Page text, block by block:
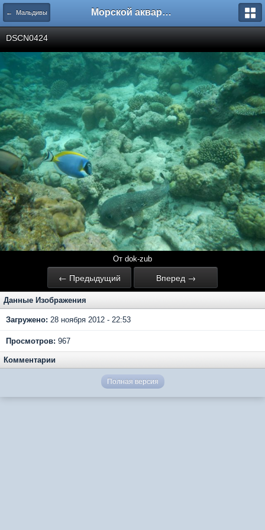
← Мальдивы Морской аквариум. Форумы ReefCentral.ru
DSCN0424
От dok-zub
← Предыдущий Вперед →
Данные Изображения
Загружено: 28 ноября 2012 - 22:53
Просмотров: 967
Комментарии
Полная версия